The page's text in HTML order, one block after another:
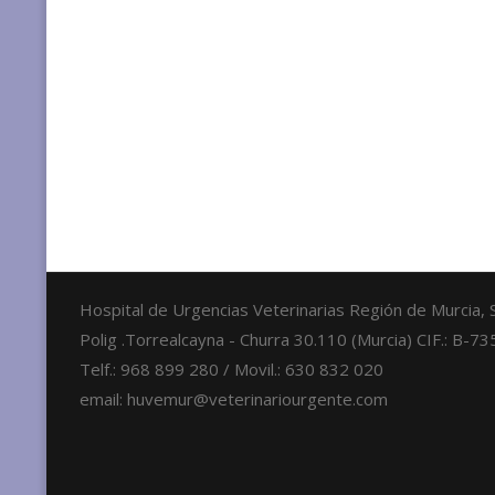
Hospital de Urgencias Veterinarias Región de Murcia,
Polig .Torrealcayna - Churra 30.110 (Murcia) CIF.: B-
Telf.: 968 899 280 / Movil.: 630 832 020
email: huvemur@veterinariourgente.com